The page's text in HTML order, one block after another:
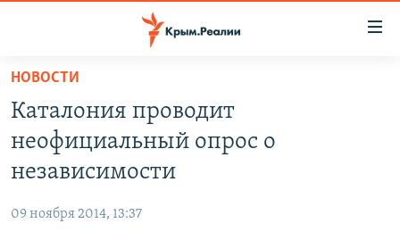
Вернуться
основному
содержанию
Вернутся
главной
навигации
СПЕЦПРОЕКТЫ
11 ЛЕТ ОККУПАЦИИ КРЫМА. 11 ИСТОРИЙ СОПРОТИВЛЕНИЯ
ВОДА
ЕЩЕ
НОВОСТИ
Каталония проводит
неофициальный опрос о
независимости
09 ноября 2014, 13:37